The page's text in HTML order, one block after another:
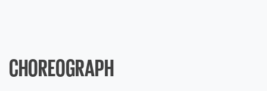
CHOREOGRAPH